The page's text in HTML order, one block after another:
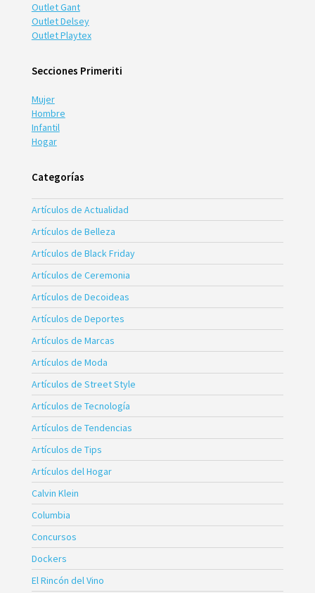
Outlet Gant
Outlet Delsey
Outlet Playtex
Secciones Primeriti
Mujer
Hombre
Infantil
Hogar
Categorías
Artículos de Actualidad
Artículos de Belleza
Artículos de Black Friday
Artículos de Ceremonia
Artículos de Decoideas
Artículos de Deportes
Artículos de Marcas
Artículos de Moda
Artículos de Street Style
Artículos de Tecnología
Artículos de Tendencias
Artículos de Tips
Artículos del Hogar
Calvin Klein
Columbia
Concursos
Dockers
El Rincón del Vino